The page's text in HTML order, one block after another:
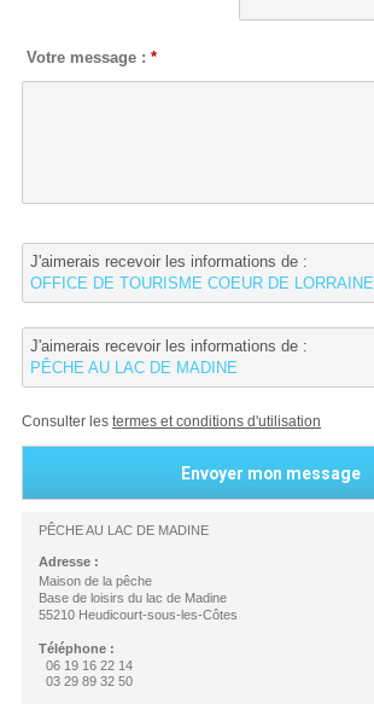
Votre message :*
J'aimerais recevoir les informations de :
OFFICE DE TOURISME COEUR DE LORRAINE
J'aimerais recevoir les informations de :
PÊCHE AU LAC DE MADINE
Consulter lestermes et conditions d'utilisation
PÊCHE AU LAC DE MADINE
Adresse :
Maison de la pêche
Base de loisirs du lac de Madine
55210 Heudicourt-sous-les-Côtes
Téléphone :
06 19 16 22 14
03 29 89 32 50